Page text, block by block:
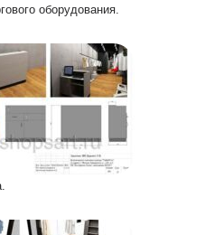
оборудования.